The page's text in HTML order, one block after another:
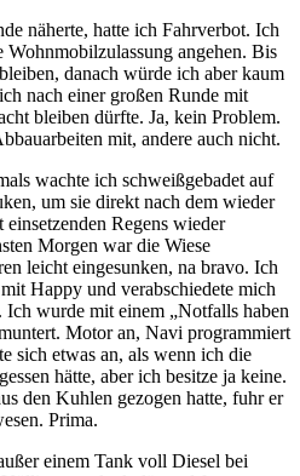
näherte, hatte ich Fahrverbot. Ich
angehen. Bis
danach würde ich aber kaum
nach einer großen Runde mit
bleiben dürfte. Ja, kein Problem.
mit, andere auch nicht.
wachte ich schweißgebadet auf
um sie direkt nach dem wieder
Regens wieder
Morgen war die Wiese
leicht eingesunken, na bravo. Ich
Happy und verabschiedete mich
wurde mit einem „Notfalls haben
Motor an, Navi programmiert
sich etwas an, als wenn ich die
hätte, aber ich besitze ja keine.
den Kuhlen gezogen hatte, fuhr er
Prima.
einem Tank voll Diesel bei